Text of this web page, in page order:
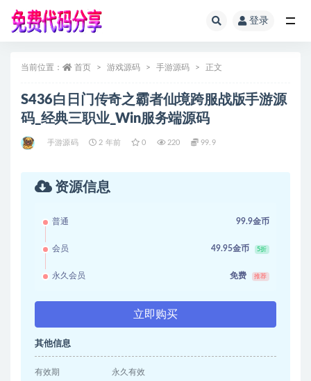
登录
当前位置： 首页 游戏源码 手游源码 正文
S436白日门传奇之霸者仙境跨服战版手游源
码_经典三职业_Win服务端源码
手游源码 2 年前 0 220 99.9
资源信息
普通 99.9金币
会员 49.95金币 5折
永久会员 免费 推荐
立即购买
其他信息
有效期 永久有效